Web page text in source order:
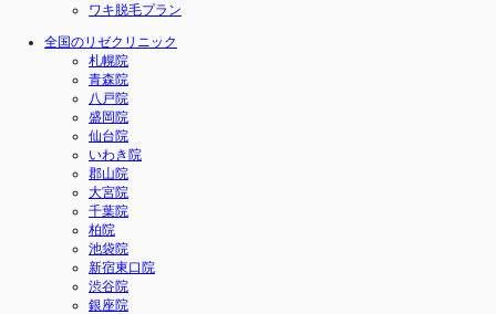
ワキ脱毛プラン
全国のリゼクリニック
札幌院
青森院
八戸院
盛岡院
仙台院
いわき院
郡山院
大宮院
千葉院
柏院
池袋院
新宿東口院
渋谷院
銀座院